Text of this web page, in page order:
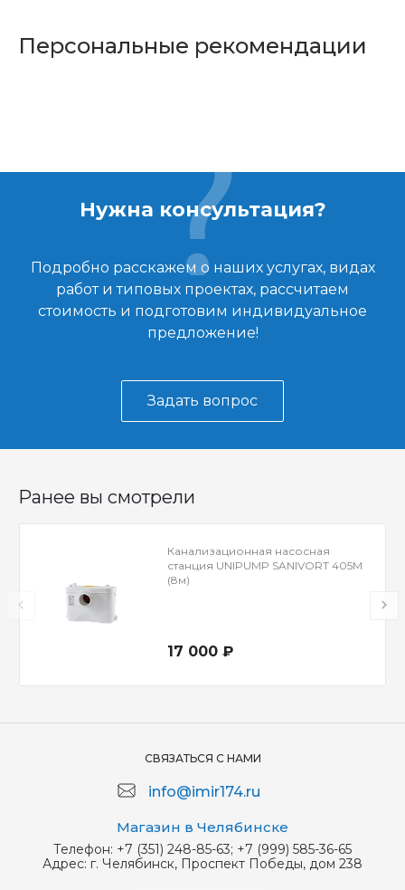
Персональные рекомендации
Нужна консультация?
Подробно расскажем о наших услугах, видах
работ и типовых проектах, рассчитаем
стоимость и подготовим индивидуальное
предложение!
Задать вопрос
Ранее вы смотрели
Канализационная насосная
станция UNIPUMP SANIVORT 405М
(8м)
17 000 ₽
СВЯЗАТЬСЯ С НАМИ
info@imir174.ru
Магазин в Челябинске
Телефон: +7 (351) 248-85-63; +7 (999) 585-36-65
Адрес: г. Челябинск, Проспект Победы, дом 238